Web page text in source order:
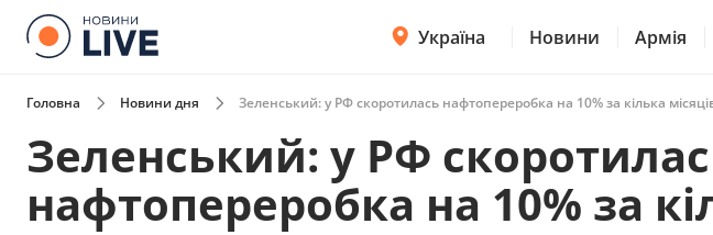
Україна Новини Армія
Головна Новини дня Зеленський: у РФ скоротилась нафтопереробка на 10% за кілька
Зеленський: у РФ
нафтопереробка на 10% за